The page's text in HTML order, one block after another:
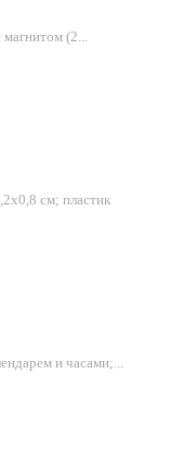
(2...
см; пластик
и часами;...